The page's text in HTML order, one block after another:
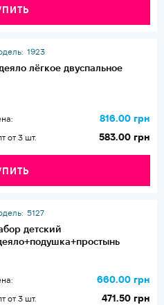
1923
лёгкое двуспальное
816.00 грн
от 3 шт. 583.00 грн
5127
детский
660.00 грн
от 3 шт. 471.50 грн